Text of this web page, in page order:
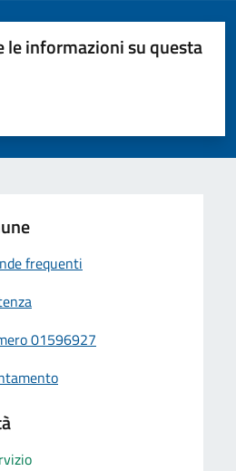
le informazioni su questa
su 5
su 5
5
frequenti
01596927